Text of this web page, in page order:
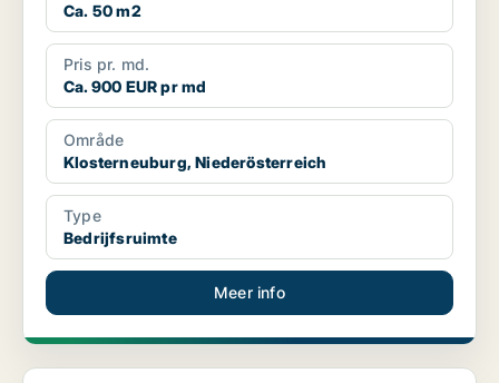
Ca. 50 m2
Pris pr. md.
Ca. 900 EUR pr md
Område
Klosterneuburg, Niederösterreich
Type
Bedrijfsruimte
Meer info
Kantoor in Klosterneuburg, Niederösterreich